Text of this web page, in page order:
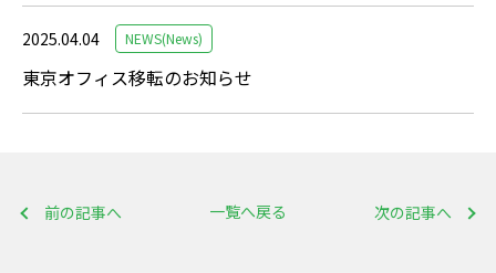
2025.04.04 NEWS(News)
東京オフィス移転のお知らせ
前の記事へ 次の記事へ
一覧へ戻る